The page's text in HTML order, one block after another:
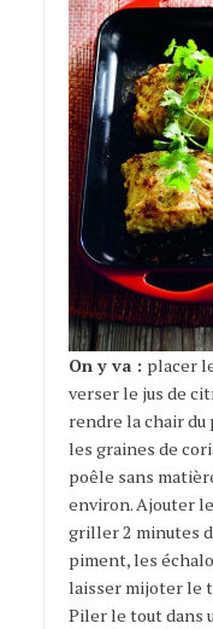
On y va : placer
verser le jus de
rendre la chair
les graines de
poêle sans
environ. Ajouter
griller 2 minutes
piment, les
laisser mijoter le
Piler le tout dans